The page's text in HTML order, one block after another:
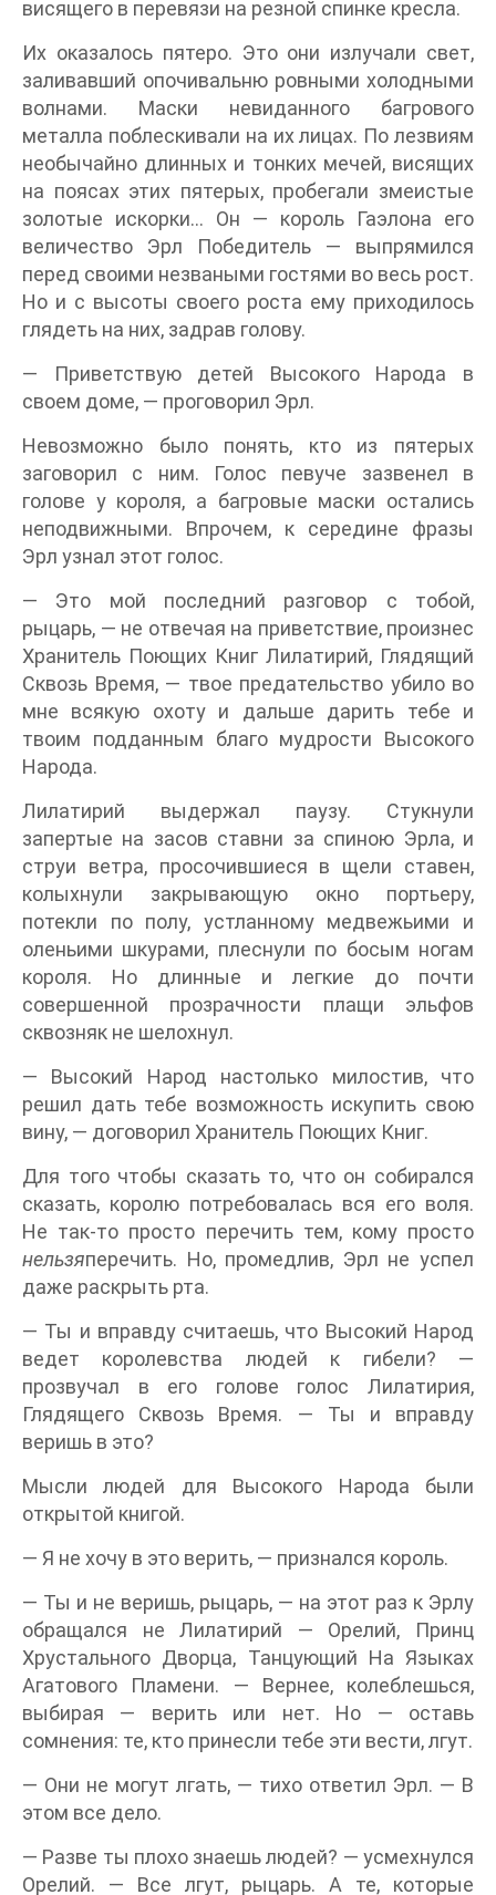
висящего в перевязи на резной спинке кресла.
Их оказалось пятеро. Это они излучали свет,
заливавший опочивальню ровными холодными
волнами. Маски невиданного багрового
металла поблескивали на их лицах. По лезвиям
необычайно длинных и тонких мечей, висящих
на поясах этих пятерых, пробегали змеистые
золотые искорки… Он — король Гаэлона его
величество Эрл Победитель — выпрямился
перед своими незваными гостями во весь рост.
Но и с высоты своего роста ему приходилось
глядеть на них, задрав голову.
— Приветствую детей Высокого Народа в
своем доме, — проговорил Эрл.
Невозможно было понять, кто из пятерых
заговорил с ним. Голос певуче зазвенел в
голове у короля, а багровые маски остались
неподвижными. Впрочем, к середине фразы
Эрл узнал этот голос.
— Это мой последний разговор с тобой,
рыцарь, — не отвечая на приветствие, произнес
Хранитель Поющих Книг Лилатирий, Глядящий
Сквозь Время, — твое предательство убило во
мне всякую охоту и дальше дарить тебе и
твоим подданным благо мудрости Высокого
Народа.
Лилатирий выдержал паузу. Стукнули
запертые на засов ставни за спиною Эрла, и
струи ветра, просочившиеся в щели ставен,
колыхнули закрывающую окно портьеру,
потекли по полу, устланному медвежьими и
оленьими шкурами, плеснули по босым ногам
короля. Но длинные и легкие до почти
совершенной прозрачности плащи эльфов
сквозняк не шелохнул.
— Высокий Народ настолько милостив, что
решил дать тебе возможность искупить свою
вину, — договорил Хранитель Поющих Книг.
Для того чтобы сказать то, что он собирался
сказать, королю потребовалась вся его воля.
Не так-то просто перечить тем, кому просто
нельзяперечить. Но, промедлив, Эрл не успел
даже раскрыть рта.
— Ты и вправду считаешь, что Высокий Народ
ведет королевства людей к гибели? —
прозвучал в его голове голос Лилатирия,
Глядящего Сквозь Время. — Ты и вправду
веришь в это?
Мысли людей для Высокого Народа были
открытой книгой.
— Я не хочу в это верить, — признался король.
— Ты и не веришь, рыцарь, — на этот раз к Эрлу
обращался не Лилатирий — Орелий, Принц
Хрустального Дворца, Танцующий На Языках
Агатового Пламени. — Вернее, колеблешься,
выбирая — верить или нет. Но — оставь
сомнения: те, кто принесли тебе эти вести, лгут.
— Они не могут лгать, — тихо ответил Эрл. — В
этом все дело.
— Разве ты плохо знаешь людей? — усмехнулся
Орелий. — Все лгут, рыцарь. А те, которые